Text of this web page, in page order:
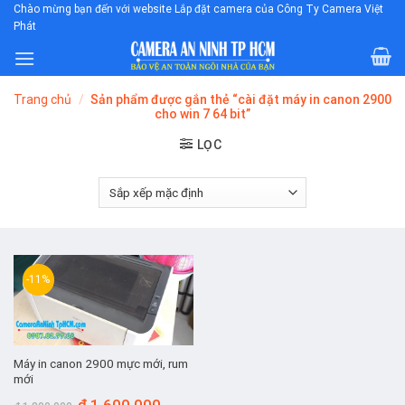
Skip
content
Chào mừng bạn đến với website Lắp đặt camera của Công Ty Camera Việt
Phát
Trang chủ / Sản phẩm được gắn thẻ “cài đặt máy in canon 2900
cho win 7 64 bit”
LỌC
-11%
Máy in canon 2900 mực mới, rum
mới